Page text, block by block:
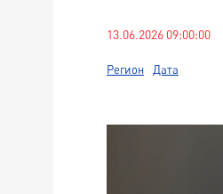
13.06.2026 09:00:00
Регион Дата